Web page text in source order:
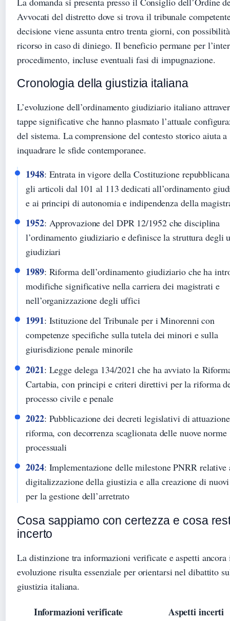
Avvocati del distretto dove si trova il tribunale
decisione viene assunta entro trenta giorni, con
ricorso in caso di diniego. Il beneficio permane per
procedimento, incluse eventuali fasi di impugnazione.
Cronologia della giustizia italiana
L’evoluzione dell’ordinamento giudiziario italiano
tappe significative che hanno plasmato l’attuale
del sistema. La comprensione del contesto storico aiuta a
inquadrare le sfide contemporanee.
1948: Entrata in vigore della Costituzione
gli articoli dal 101 al 113 dedicati all’ordinamento
e ai principi di autonomia e indipendenza della
1952: Approvazione del DPR 12/1952 che disciplina
l’ordinamento giudiziario e definisce la struttura degli
giudiziari
1989: Riforma dell’ordinamento giudiziario che ha
modifiche significative nella carriera dei magistrati e
nell’organizzazione degli uffici
1991: Istituzione del Tribunale per i Minorenni con
competenze specifiche sulla tutela dei minori e sulla
giurisdizione penale minorile
2021: Legge delega 134/2021 che ha avviato la
Cartabia, con principi e criteri direttivi per la riforma
processo civile e penale
2022: Pubblicazione dei decreti legislativi di
riforma, con decorrenza scaglionata delle nuove norme
processuali
2024: Implementazione delle milestone PNRR relative
digitalizzazione della giustizia e alla creazione di
per la gestione dell’arretrato
Cosa sappiamo con certezza e cosa
incerto
La distinzione tra informazioni verificate e aspetti ancora
evoluzione risulta essenziale per orientarsi nel dibattito
giustizia italiana.
Informazioni verificate Aspetti incerti